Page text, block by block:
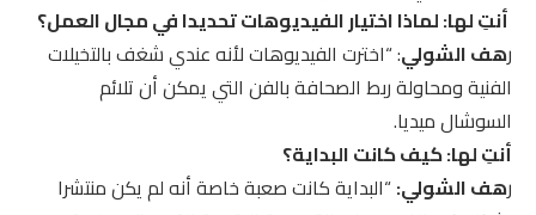
أنتِ لها: لماذا اختيار الفيديوهات تحديدا في مجال العمل؟
رهف الشولي: “اخترت الفيديوهات لأنه عندي شغف بالتخيلات
الفنية ومحاولة ربط الصحافة بالفن التي يمكن أن تلائم
السوشال ميديا.
أنتِ لها: كيف كانت البداية؟
رهف الشولي:“البداية كانت صعبة خاصة أنه لم يكن منتشرا